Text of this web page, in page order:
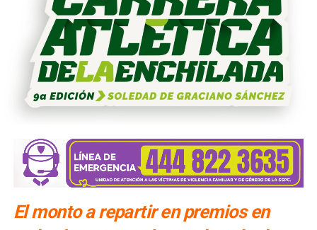
El monto a repartir en premios en